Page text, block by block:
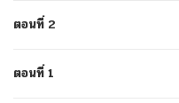
ตอนที่ 2
ตอนที่ 1